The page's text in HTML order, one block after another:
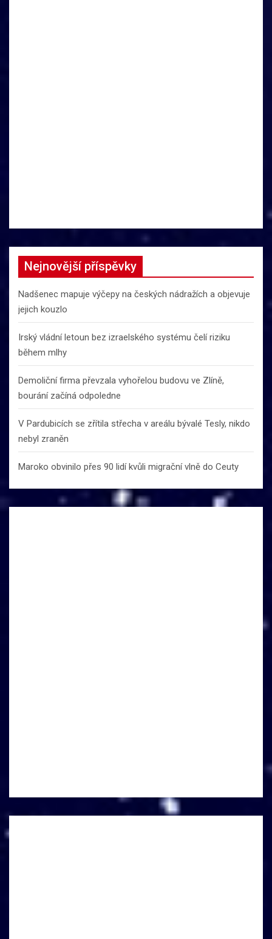
Nejnovější příspěvky
Nadšenec mapuje výčepy na českých nádražích a objevuje
jejich kouzlo
Irský vládní letoun bez izraelského systému čelí riziku
během mlhy
Demoliční firma převzala vyhořelou budovu ve Zlíně,
bourání začíná odpoledne
V Pardubicích se zřítila střecha v areálu bývalé Tesly, nikdo
nebyl zraněn
Maroko obvinilo přes 90 lidí kvůli migrační vlně do Ceuty